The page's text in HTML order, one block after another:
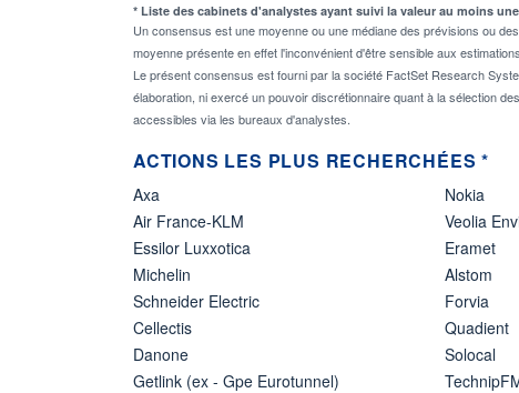
* Liste des cabinets d'analystes ayant suivi la valeur au moins
Un consensus est une moyenne ou une médiane des prévisions ou
moyenne présente en effet l'inconvénient d'être sensible aux
Le présent consensus est fourni par la société FactSet Research
élaboration, ni exercé un pouvoir discrétionnaire quant à la sélection
accessibles via les bureaux d'analystes.
ACTIONS LES PLUS RECHERCHÉES *
Axa
Air France-KLM
Essilor Luxxotica
Michelin
Schneider Electric
Cellectis
Danone
Getlink (ex - Gpe Eurotunnel)
Nokia
Veolia
Eramet
Alstom
Forvia
Quadient
Solocal